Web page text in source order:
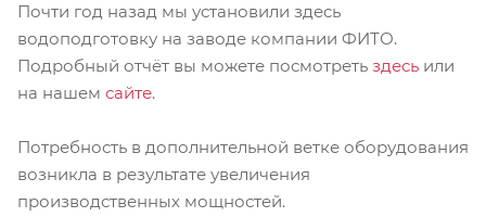
Почти год назад мы установили здесь
водоподготовку на заводе компании ФИТО.
Подробный отчёт вы можете посмотреть здесь или
на нашем сайте.
Потребность в дополнительной ветке оборудования
возникла в результате увеличения
производственных мощностей.